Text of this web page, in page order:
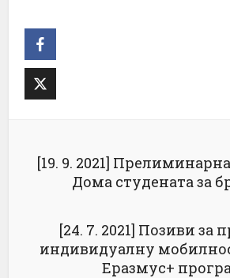
[19. 9. 2021]
Дома студената за
[24. 7. 2021] Позиви за
индивидуалну
Еразмус+